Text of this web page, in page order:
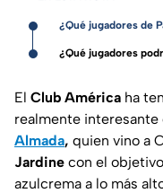
¿Qué jugadores de
¿Qué jugadores
El Club América ha
realmente
Almada, quien vino a
Jardine con el
azulcrema a lo más